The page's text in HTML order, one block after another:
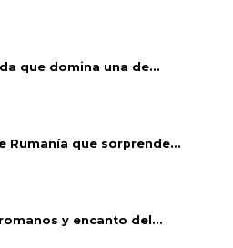
que domina una de...
Rumanía que sorprende...
y encanto del...